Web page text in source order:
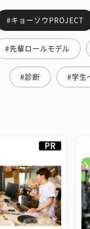
#キョーソウPROJECT
#先輩ロールモデル
#診断 #学生
PR